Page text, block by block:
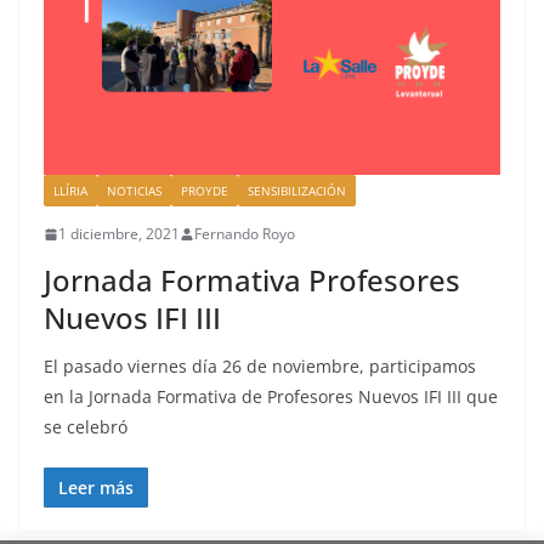
LLÍRIA NOTICIAS PROYDE SENSIBILIZACIÓN
1 diciembre, 2021 Fernando Royo
Jornada Formativa Profesores
Nuevos IFI III
El pasado viernes día 26 de noviembre, participamos
en la Jornada Formativa de Profesores Nuevos IFI III que
se celebró
Leer más